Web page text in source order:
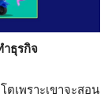
ำธุรกิจ
เพราะเขาจะสอน